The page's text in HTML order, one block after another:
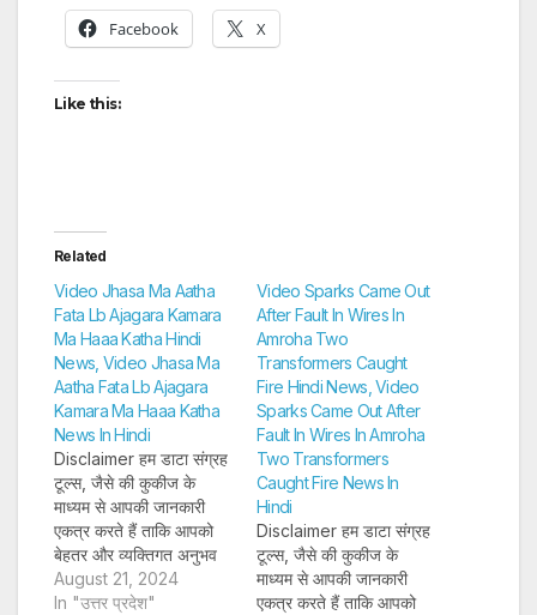
Facebook X
Like this:
Related
Video Jhasa Ma Aatha
Fata Lb Ajagara Kamara
Ma Haaa Katha Hindi
News, Video Jhasa Ma
Aatha Fata Lb Ajagara
Kamara Ma Haaa Katha
News In Hindi
Disclaimer हम डाटा संग्रह
टूल्स, जैसे की कुकीज के
माध्यम से आपकी जानकारी
एकत्र करते हैं ताकि आपको
बेहतर और व्यक्तिगत अनुभव
प्रदान कर सकें और लक्षित
विज्ञापन पेश कर सकें। अगर
August 21, 2024
In "उत्तर प्रदेश"
Video Sparks Came Out
After Fault In Wires In
Amroha Two
Transformers Caught
Fire Hindi News, Video
Sparks Came Out After
Fault In Wires In Amroha
Two Transformers
Caught Fire News In
Hindi
Disclaimer हम डाटा संग्रह
टूल्स, जैसे की कुकीज के
माध्यम से आपकी जानकारी
एकत्र करते हैं ताकि आपको